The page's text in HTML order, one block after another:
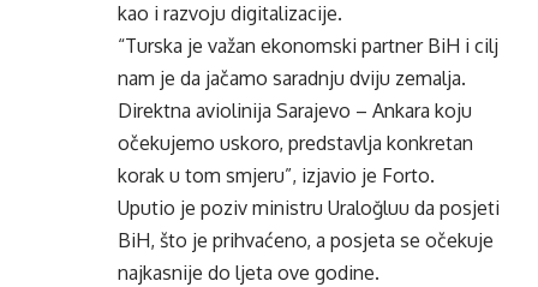
kao i razvoju digitalizacije.
“Turska je važan ekonomski partner BiH i cilj
nam je da jačamo saradnju dviju zemalja.
Direktna aviolinija Sarajevo – Ankara koju
očekujemo uskoro, predstavlja konkretan
korak u tom smjeru”, izjavio je Forto.
Uputio je poziv ministru Uraloğluu da posjeti
BiH, što je prihvaćeno, a posjeta se očekuje
najkasnije do ljeta ove godine.